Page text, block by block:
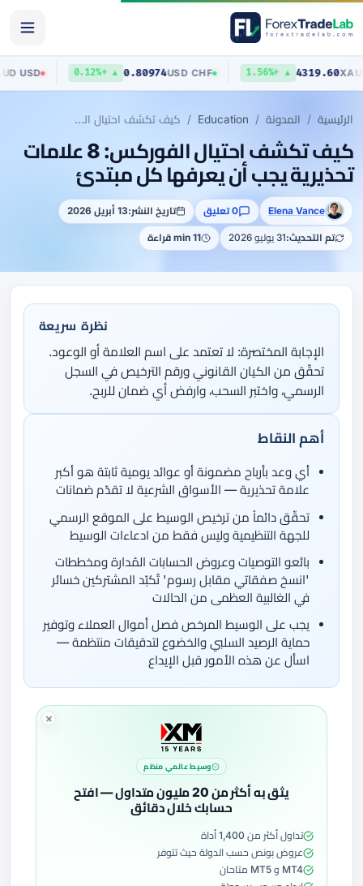
▲ +1.56%
USD/CHF
0.80974
▲ +0.12%
AUD/USD
0.70423
▼ 0.13%
الرئيسية المدونة Education كيف تكشف احتيال الفوركس: 8 علامات تحذيرية يجب أن يعرفها كل مبتدئ
كيف تكشف احتيال الفوركس: 8 علامات
تحذيرية يجب أن يعرفها كل مبتدئ
Elena Vance 0 تعليق تاريخ النشر:13 أبريل 2026
تم التحديث:31 يوليو 2026 11 min قراءة
نظرة سريعة
الإجابة المختصرة: لا تعتمد على اسم العلامة أو الوعود.
تحقّق من الكيان القانوني ورقم الترخيص في السجل
الرسمي، واختبر السحب، وارفض أي ضمان للربح.
أهم النقاط
أي وعد بأرباح مضمونة أو عوائد يومية ثابتة هو أكبر
علامة تحذيرية — الأسواق الشرعية لا تقدّم ضمانات
تحقّق دائماً من ترخيص الوسيط على الموقع الرسمي
للجهة التنظيمية وليس فقط من ادعاءات الوسيط
بائعو التوصيات وعروض الحسابات المُدارة ومخططات
'انسخ صفقاتي مقابل رسوم' تُكبّد المشتركين خسائر
في الغالبية العظمى من الحالات
يجب على الوسيط المرخص فصل أموال العملاء وتوفير
حماية الرصيد السلبي والخضوع لتدقيقات منتظمة —
اسأل عن هذه الأمور قبل الإيداع
وسيط عالمي منظم
يثق به أكثر من 20 مليون متداول — افتح
حسابك خلال دقائق
تداول أكثر من 1,400 أداة
عروض بونص حسب الدولة حيث تتوفر
MT4 و MT5 متاحان